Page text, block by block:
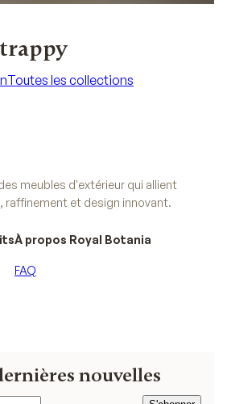
Toutes les collections
meubles d'extérieur qui allient
raffinement et design innovant.
nouvelles
À propos Royal Botania
FAQ